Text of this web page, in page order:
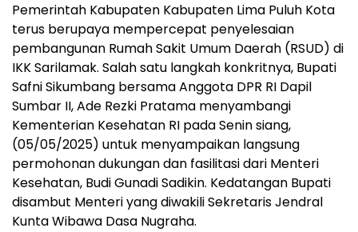
Pemerintah Kabupaten Kabupaten Lima Puluh Kota
terus berupaya mempercepat penyelesaian
pembangunan Rumah Sakit Umum Daerah (RSUD) di
IKK Sarilamak. Salah satu langkah konkritnya, Bupati
Safni Sikumbang bersama Anggota DPR RI Dapil
Sumbar II, Ade Rezki Pratama menyambangi
Kementerian Kesehatan RI pada Senin siang,
(05/05/2025) untuk menyampaikan langsung
permohonan dukungan dan fasilitasi dari Menteri
Kesehatan, Budi Gunadi Sadikin. Kedatangan Bupati
disambut Menteri yang diwakili Sekretaris Jendral
Kunta Wibawa Dasa Nugraha.